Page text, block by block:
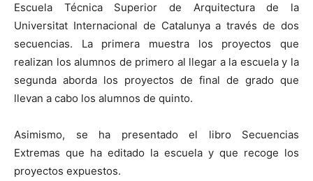
Escuela Técnica Superior de Arquitectura de la
Universitat Internacional de Catalunya a través de dos
secuencias. La primera muestra los proyectos que
realizan los alumnos de primero al llegar a la escuela y la
segunda aborda los proyectos de final de grado que
llevan a cabo los alumnos de quinto.
Asimismo, se ha presentado el libro Secuencias
Extremas que ha editado la escuela y que recoge los
proyectos expuestos.